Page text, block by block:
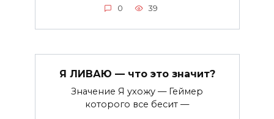
0 39
Я ЛИВАЮ — что это значит?
Значение Я ухожу — Геймер
которого все бесит —